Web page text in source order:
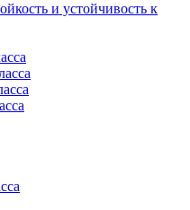
и устойчивость к